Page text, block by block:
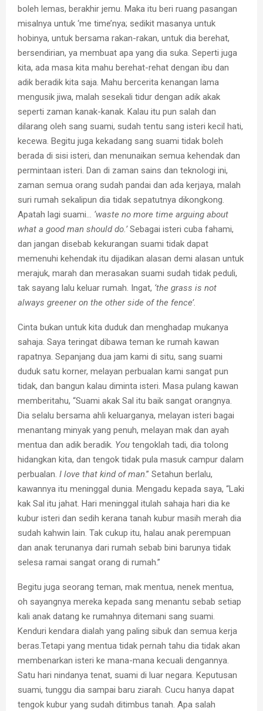
boleh lemas, berakhir jemu. Maka itu beri ruang pasangan
misalnya untuk ‘me time’nya; sedikit masanya untuk
hobinya, untuk bersama rakan-rakan, untuk dia berehat,
bersendirian, ya membuat apa yang dia suka. Seperti juga
kita, ada masa kita mahu berehat-rehat dengan ibu dan
adik beradik kita saja. Mahu bercerita kenangan lama
mengusik jiwa, malah sesekali tidur dengan adik akak
seperti zaman kanak-kanak. Kalau itu pun salah dan
dilarang oleh sang suami, sudah tentu sang isteri kecil hati,
kecewa. Begitu juga kekadang sang suami tidak boleh
berada di sisi isteri, dan menunaikan semua kehendak dan
permintaan isteri. Dan di zaman sains dan teknologi ini,
zaman semua orang sudah pandai dan ada kerjaya, malah
suri rumah sekalipun dia tidak sepatutnya dikongkong.
Apatah lagi suami… ‘waste no more time arguing about
what a good man should do.’Sebagai isteri cuba fahami,
dan jangan disebab kekurangan suami tidak dapat
memenuhi kehendak itu dijadikan alasan demi alasan untuk
merajuk, marah dan merasakan suami sudah tidak peduli,
tak sayang lalu keluar rumah. Ingat, ‘the grass is not
always greener on the other side of the fence’.
Cinta bukan untuk kita duduk dan menghadap mukanya
sahaja. Saya teringat dibawa teman ke rumah kawan
rapatnya. Sepanjang dua jam kami di situ, sang suami
duduk satu korner, melayan perbualan kami sangat pun
tidak, dan bangun kalau diminta isteri. Masa pulang kawan
memberitahu, “Suami akak Sal itu baik sangat orangnya.
Dia selalu bersama ahli keluarganya, melayan isteri bagai
menantang minyak yang penuh, melayan mak dan ayah
mentua dan adik beradik. You tengoklah tadi, dia tolong
hidangkan kita, dan tengok tidak pula masuk campur dalam
perbualan. I love that kind of man.” Setahun berlalu,
kawannya itu meninggal dunia. Mengadu kepada saya, “Laki
kak Sal itu jahat. Hari meninggal itulah sahaja hari dia ke
kubur isteri dan sedih kerana tanah kubur masih merah dia
sudah kahwin lain. Tak cukup itu, halau anak perempuan
dan anak terunanya dari rumah sebab bini barunya tidak
selesa ramai sangat orang di rumah.”
Begitu juga seorang teman, mak mentua, nenek mentua,
oh sayangnya mereka kepada sang menantu sebab setiap
kali anak datang ke rumahnya ditemani sang suami.
Kenduri kendara dialah yang paling sibuk dan semua kerja
beras.Tetapi yang mentua tidak pernah tahu dia tidak akan
membenarkan isteri ke mana-mana kecuali dengannya.
Satu hari nindanya tenat, suami di luar negara. Keputusan
suami, tunggu dia sampai baru ziarah. Cucu hanya dapat
tengok kubur yang sudah ditimbus tanah. Apa salah